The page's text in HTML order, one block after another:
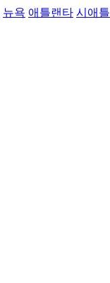
뉴욕 애틀랜타 시애틀